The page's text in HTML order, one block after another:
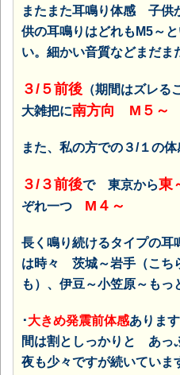
またまた耳鳴り体感 子
供の耳鳴りはどれもM5～
い。細かい音質などまだま
３/５前後 （期間はズレる
大雑把に南方向 M５～
また、私の方での３/１の
３/３前後で 東京から東
ぞれ一つ M４～
長く鳴り続けるタイプの
は時々 茨城～岩手（こち
も）、伊豆～小笠原～もっ
･大きめ発震前体感あります
間は割としっかりと あっ
夜も少々ですが続いていま